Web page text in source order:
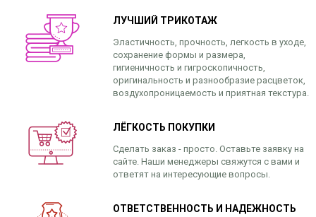
ЛУЧШИЙ ТРИКОТАЖ
Эластичность, прочность, легкость в уходе,
сохранение формы и размера,
гигиеничность и гигроскопичность,
оригинальность и разнообразие расцветок,
воздухопроницаемость и приятная текстура.
ЛЁГКОСТЬ ПОКУПКИ
Сделать заказ - просто. Оставьте заявку на
сайте. Наши менеджеры свяжутся с вами и
ответят на интересующие вопросы.
ОТВЕТСТВЕННОСТЬ И НАДЕЖНОСТЬ